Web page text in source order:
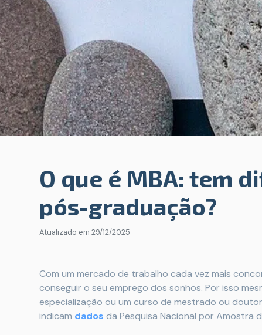
O que é MBA: tem
pós-graduação?
Atualizado em 29/12/2025
Com um mercado de trabalho cada vez mais
conseguir o seu emprego dos sonhos. Por isso
especialização ou um curso de mestrado ou
indicam dados da Pesquisa Nacional por Amostra